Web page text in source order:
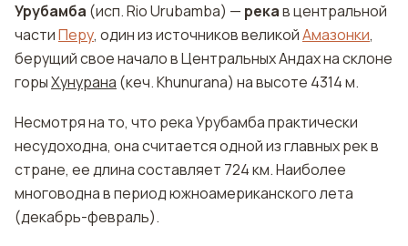
Урубамба (исп. Rio Urubamba) — рекав центральной
частиПеру, один из источников великойАмазонки,
берущий свое начало в Центральных Андах на склоне
горыХунурана (кеч. Khunurana) на высоте 4314 м.
Несмотря на то, что река Урубамба практически
несудоходна, она считается одной из главных рек в
стране, ее длина составляет 724 км. Наиболее
многоводна в период южноамериканского лета
(декабрь-февраль).